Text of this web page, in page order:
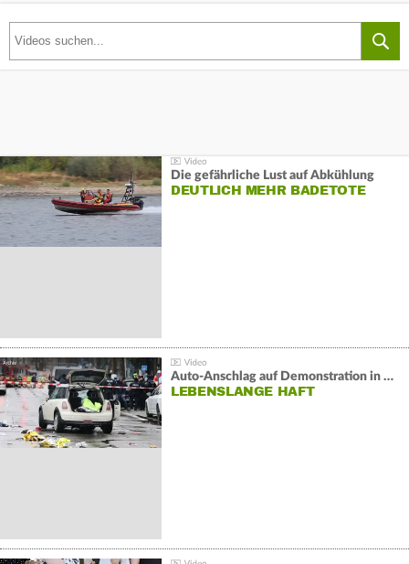
Die gefährliche Lust auf Abkühlung
DEUTLICH MEHR BADETOTE
Auto-Anschlag auf Demonstration in München:
LEBENSLANGE HAFT